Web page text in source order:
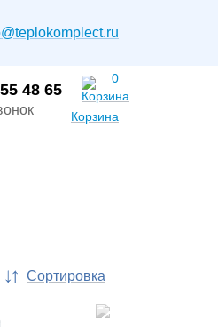
48 65
Корзина
0
Сортировка